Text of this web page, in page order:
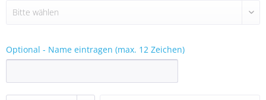
Optional - Name eintragen (max. 12 Zeichen)